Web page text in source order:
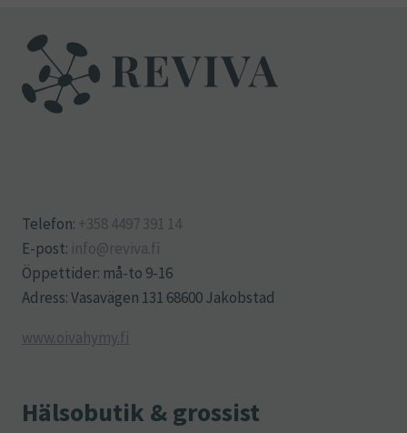
Telefon: +358 4497 391 14
E-post: info@reviva.fi
Öppettider: må-to 9-16
Adress: Vasavägen 131 68600 Jakobstad
www.oivahymy.fi
Hälsobutik & grossist